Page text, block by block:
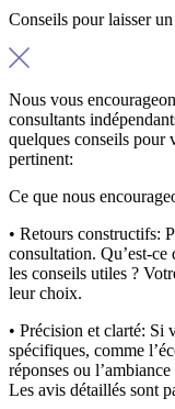
Conseils pour laisser
Nous vous
consultants
quelques conseils pour
pertinent:
Ce que nous
• Retours constructifs:
consultation. Qu’est-
les conseils utiles ?
leur choix.
• Précision et clarté: Si
spécifiques, comme
réponses ou
Les avis détaillés sont